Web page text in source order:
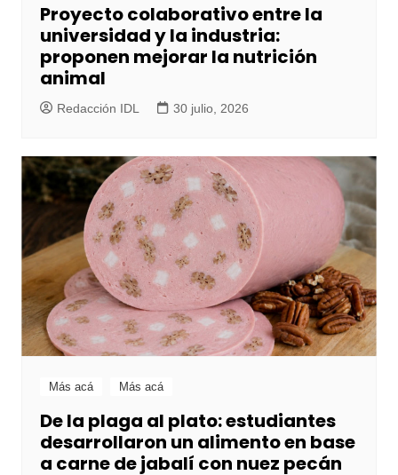
Proyecto colaborativo entre la
universidad y la industria:
proponen mejorar la nutrición
animal
Redacción IDL 30 julio, 2026
Más acá Más acá
De la plaga al plato: estudiantes
desarrollaron un alimento en base
a carne de jabalí con nuez pecán